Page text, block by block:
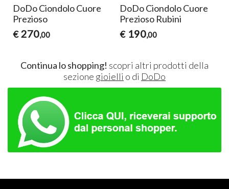
DoDo Ciondolo Cuore
Prezioso
€ 270,00
DoDo Ciondolo Cuore
Prezioso Rubini
€ 190,00
Continua lo shopping! scopri altri prodotti della
sezione gioielli o di DoDo